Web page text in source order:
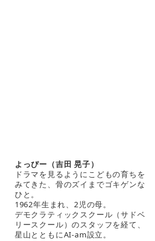
よっぴー（吉田 晃子）
ドラマを見るようにこどもの育ちを
みてきた、骨のズイまでゴキゲンな
ひと。
1962年生まれ、2児の母。
デモクラティックスクール（サドベ
リースクール）のスタッフを経て、
星山とともにAI-am設立。